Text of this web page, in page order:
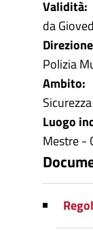
Validità:
da
Polizia
Ambito:
Sicurezza
Luogo
Mestre -